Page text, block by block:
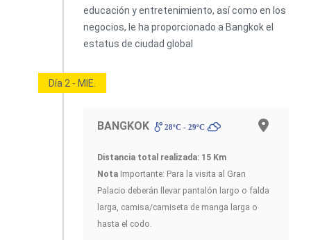
Día 2 - MIE.
BANGKOK 28ºC - 29ºC
Distancia total realizada: 15 Km
Nota Importante: Para la visita al Gran
Palacio deberán llevar pantalón largo o falda
larga, camisa/camiseta de manga larga o
hasta el codo.